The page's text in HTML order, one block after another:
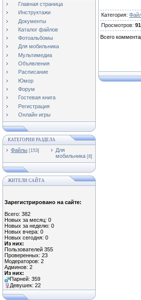
Главная страница
Инструктажи
Документы
Каталог файлов
Фотоальбомы
Для мобильника
Мультимедиа
Объявления
Расписание
Юмор
Форум
Гостевая книга
Регистрация
Онлайн игры
КАТЕГОРИИ РАЗДЕЛА
Файлы [153]
Для
мобильника [8]
ЖИТЕЛИ САЙТА
Зарегистрировано на сайте:
Всего: 382
Новых за месяц: 0
Новых за неделю: 0
Новых вчера: 0
Новых сегодня: 0
Из них:
Пользователей 355
Проверенных: 23
Модераторов: 2
Админов: 2
Из них:
Парней: 359
Девушек: 22
Категория:
Просмотров:
Всего